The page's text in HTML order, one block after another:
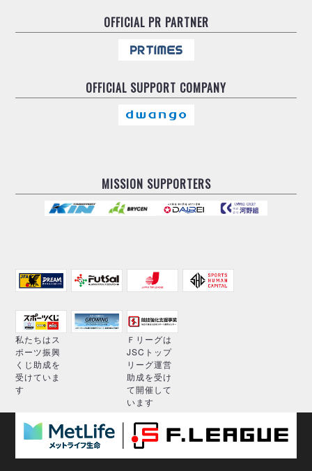
OFFICIALPR PARTNER
OFFICIAL SUPPORT COMPANY
MISSION SUPPORTERS
私たちはス
ポーツ振興
くじ助成を
受けていま
す
Ｆリーグは
JSCトップ
リーグ運営
助成を受け
て開催して
います